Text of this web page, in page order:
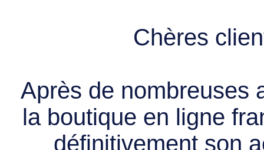
Chères
Après de nombreuses
la boutique en ligne
définitivement son